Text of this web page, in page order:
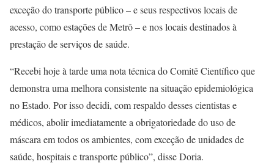
exceção do transporte público – e seus respectivos locais de
acesso, como estações de Metrô – e nos locais destinados à
prestação de serviços de saúde.
“Recebi hoje à tarde uma nota técnica do Comitê Científico que
demonstra uma melhora consistente na situação epidemiológica
no Estado. Por isso decidi, com respaldo desses cientistas e
médicos, abolir imediatamente a obrigatoriedade do uso de
máscara em todos os ambientes, com exceção de unidades de
saúde, hospitais e transporte público”, disse Doria.